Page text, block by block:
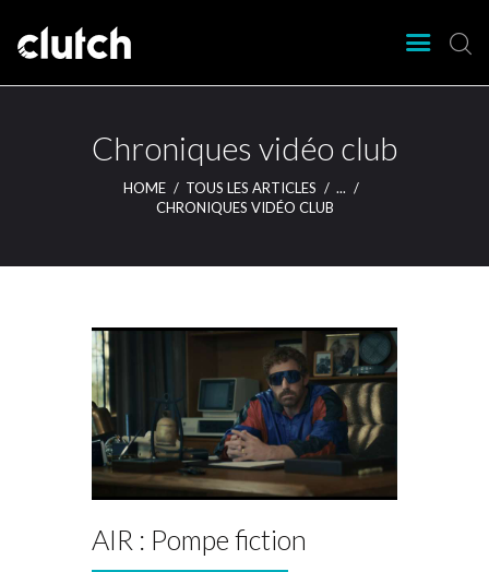
Chroniques vidéo club
HOME TOUS LES ARTICLES
...
CHRONIQUES VIDÉO CLUB
Clutch Webzine
Agenda
Nos éditions
Magazine
Lieux
AIR : Pompe fiction